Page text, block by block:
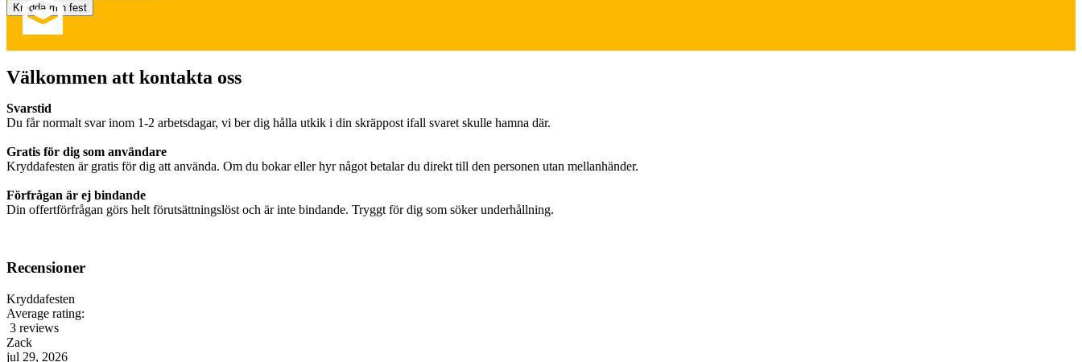
Välkommen att kontakta oss
Svarstid
Du får normalt svar inom 1-2 arbetsdagar, vi ber dig hålla utkik i din skräppost ifall svaret skulle hamna där.
Gratis för dig som användare
Kryddafesten är gratis för dig att använda. Om du bokar eller hyr något betalar du direkt till den personen utan mellanhänder.
Förfrågan är ej bindande
Din offertförfrågan görs helt förutsättningslöst och är inte bindande. Tryggt för dig som söker underhållning.
Recensioner
Kryddafesten
Average rating:
3 reviews
Zack
jul 29, 2026